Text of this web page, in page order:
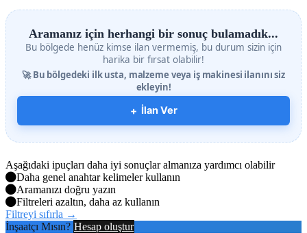
Aramanız için herhangi bir sonuç bulamadık...
Bu bölgede henüz kimse ilan vermemiş, bu durum sizin için
harika bir fırsat olabilir!
🚀 Bu bölgedeki ilk usta, malzeme veya iş makinesi ilanını siz
ekleyin!
+ İlan Ver
Aşağıdaki ipuçları daha iyi sonuçlar almanıza yardımcı olabilir
Daha genel anahtar kelimeler kullanın
Aramanızı doğru yazın
Filtreleri azaltın, daha az kullanın
Filtreyi sıfırla →
İnşaatçı Mısın? Hesap oluştur